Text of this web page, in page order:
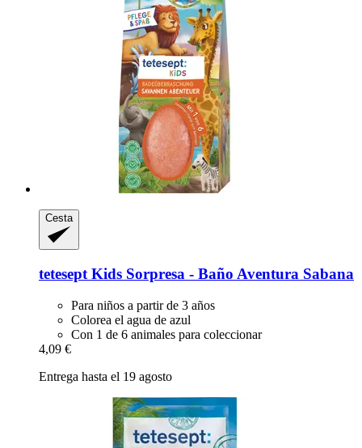
Cesta
tetesept Kids Sorpresa -​ Baño Aventura Sabana
Para niños a partir de 3 años
Colorea el agua de azul
Con 1 de 6 animales para coleccionar
4,09 €
Entrega hasta el 19 agosto